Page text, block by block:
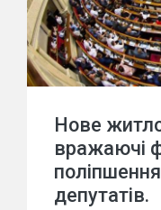
Нове
вражаючі
депутатів.